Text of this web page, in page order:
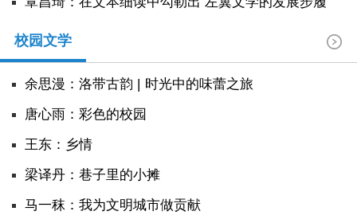
校园文学
余思漫：洛带古韵 | 时光中的味蕾之旅
唐心雨：彩色的校园
王东：乡情
​梁译丹：巷子里的小摊
马一秣：我为文明城市做贡献